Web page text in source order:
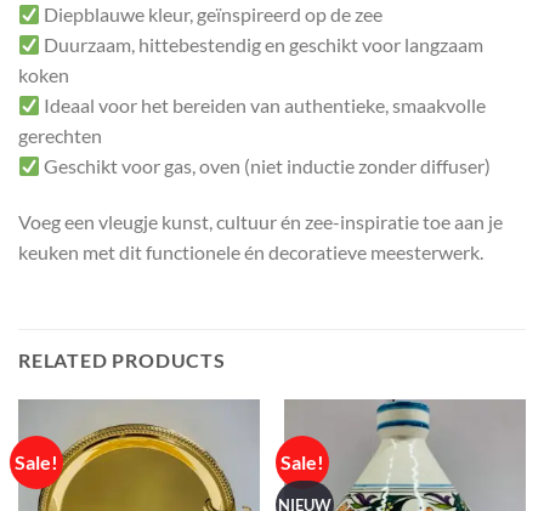
Diepblauwe kleur, geïnspireerd op de zee
Duurzaam, hittebestendig en geschikt voor langzaam
koken
Ideaal voor het bereiden van authentieke, smaakvolle
gerechten
Geschikt voor gas, oven (niet inductie zonder diffuser)
Voeg een vleugje kunst, cultuur én zee-inspiratie toe aan je
keuken met dit functionele én decoratieve meesterwerk.
RELATED PRODUCTS
Sale! Sale!
NIEUW